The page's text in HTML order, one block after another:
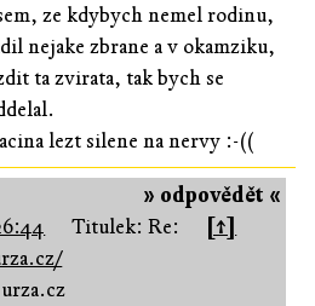
ze kdybych nemel rodinu,
nejake zbrane a v okamziku,
ta zvirata, tak bych se
lezt silene na nervy :-((
» odpovědět «
Titulek: Re:
[↑]